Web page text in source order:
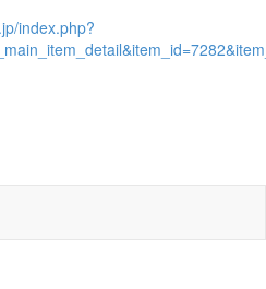
index.php?